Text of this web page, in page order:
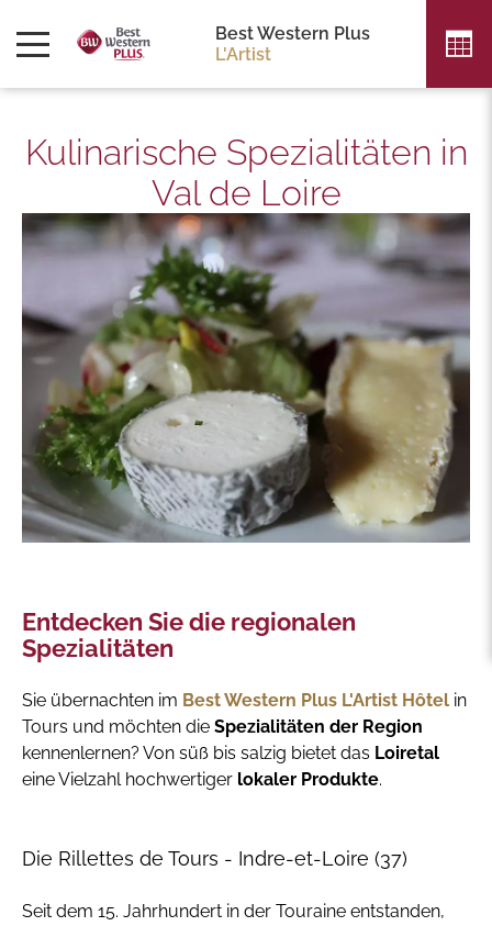
Best Western Plus
L'Artist
Kulinarische Spezialitäten in
Val de Loire
Entdecken Sie die regionalen
Spezialitäten
Sie übernachten im Best Western Plus L'Artist Hôtel in
Tours und möchten die Spezialitäten der Region
kennenlernen? Von süß bis salzig bietet das Loiretal
eine Vielzahl hochwertiger lokaler Produkte.
Die Rillettes de Tours - Indre-et-Loire (37)
Seit dem 15. Jahrhundert in der Touraine entstanden,